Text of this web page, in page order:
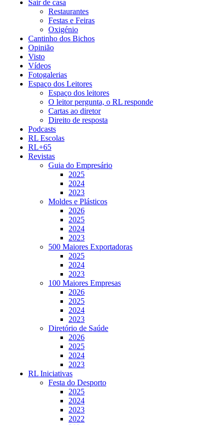
Sair de casa
Restaurantes
Festas e Feiras
Oxigénio
Cantinho dos Bichos
Opinião
Visto
Vídeos
Fotogalerias
Espaço dos Leitores
Espaço dos leitores
O leitor pergunta, o RL responde
Cartas ao diretor
Direito de resposta
Podcasts
RL Escolas
RL+65
Revistas
Guia do Empresário
2025
2024
2023
Moldes e Plásticos
2026
2025
2024
2023
500 Maiores Exportadoras
2025
2024
2023
100 Maiores Empresas
2026
2025
2024
2023
Diretório de Saúde
2026
2025
2024
2023
RL Iniciativas
Festa do Desporto
2025
2024
2023
2022